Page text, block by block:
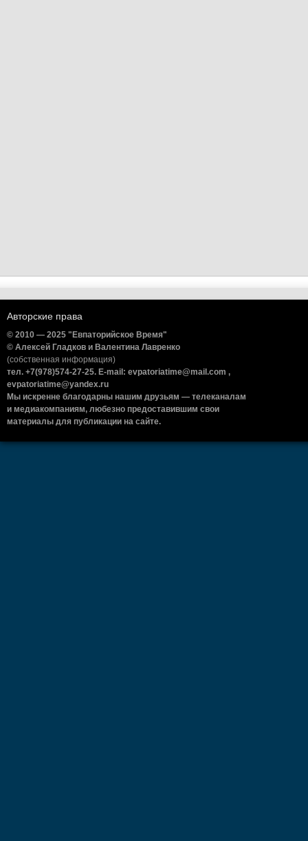
Авторские права
© 2010 — 2025 "Евпаторийское Время"
© Алексей Гладков и Валентина Лавренко
(собственная информация)
тел. +7(978)574-27-25. E-mail: evpatoriatime@mail.com ,
evpatoriatime@yandex.ru
Мы искренне благодарны нашим друзьям — телеканалам
и медиакомпаниям, любезно предоставившим свои
материалы для публикации на сайте.